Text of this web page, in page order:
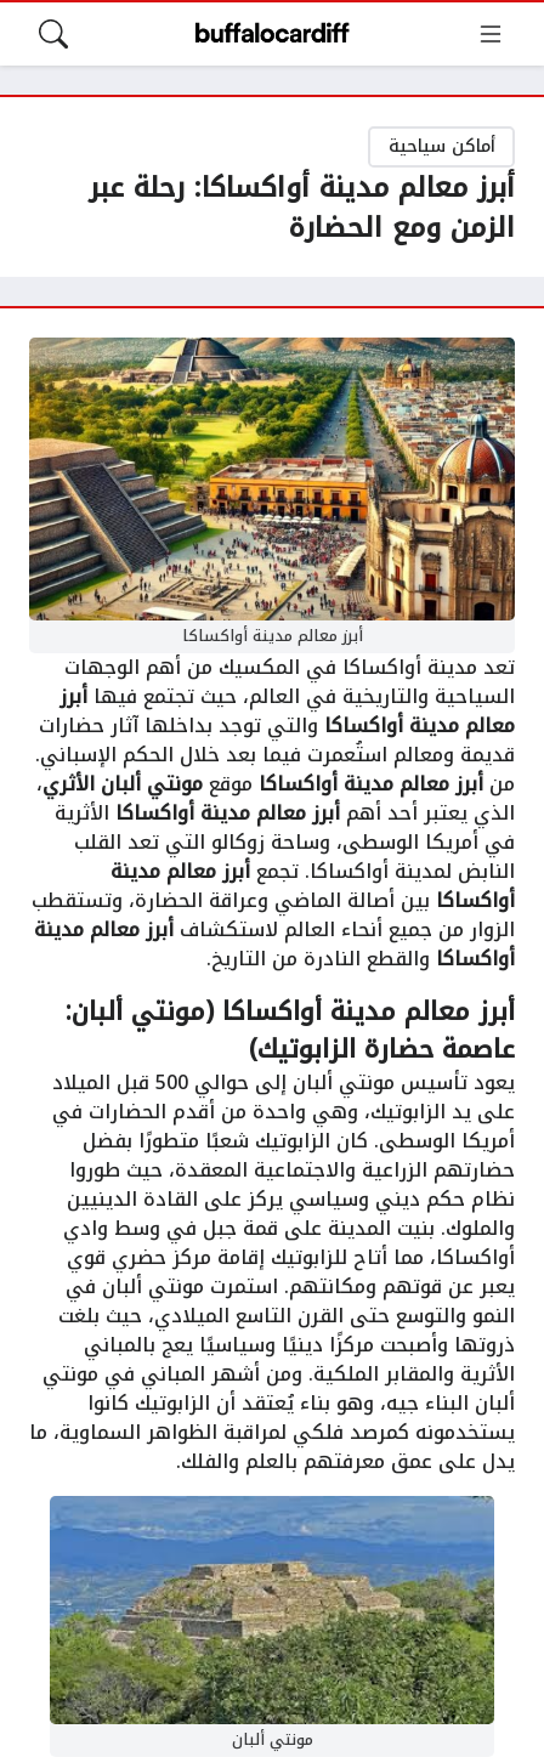
أماكن سياحية
أبرز معالم مدينة أواكساكا: رحلة عبر
الزمن ومع الحضارة
أبرز معالم مدينة أواكساكا
تعد مدينة أواكساكا في المكسيك من أهم الوجهات
السياحية والتاريخية في العالم، حيث تجتمع فيها أبرز
معالم مدينة أواكساكا والتي توجد بداخلها آثار حضارات
قديمة ومعالم استُعمرت فيما بعد خلال الحكم الإسباني.
منأبرز معالم مدينة أواكساكا موقعمونتي ألبان الأثري،
الذي يعتبر أحد أهمأبرز معالم مدينة أواكساكا الأثرية
في أمريكا الوسطى، وساحة زوكالو التي تعد القلب
النابض لمدينة أواكساكا. تجمعأبرز معالم مدينة
أواكساكا بين أصالة الماضي وعراقة الحضارة، وتستقطب
الزوار من جميع أنحاء العالم لاستكشافأبرز معالم مدينة
أواكساكا والقطع النادرة من التاريخ.
أبرز معالم مدينة أواكساكا (مونتي ألبان:
عاصمة حضارة الزابوتيك)
يعود تأسيس مونتي ألبان إلى حوالي 500 قبل الميلاد
على يد الزابوتيك، وهي واحدة من أقدم الحضارات في
أمريكا الوسطى. كان الزابوتيك شعبًا متطورًا بفضل
حضارتهم الزراعية والاجتماعية المعقدة، حيث طوروا
نظام حكم ديني وسياسي يركز على القادة الدينيين
والملوك. بنيت المدينة على قمة جبل في وسط وادي
أواكساكا، مما أتاح للزابوتيك إقامة مركز حضري قوي
يعبر عن قوتهم ومكانتهم. استمرت مونتي ألبان في
النمو والتوسع حتى القرن التاسع الميلادي، حيث بلغت
ذروتها وأصبحت مركزًا دينيًا وسياسيًا يعج بالمباني
الأثرية والمقابر الملكية. ومن أشهر المباني في مونتي
ألبان البناء جيه، وهو بناء يُعتقد أن الزابوتيك كانوا
يستخدمونه كمرصد فلكي لمراقبة الظواهر السماوية، ما
يدل على عمق معرفتهم بالعلم والفلك.
مونتي ألبان